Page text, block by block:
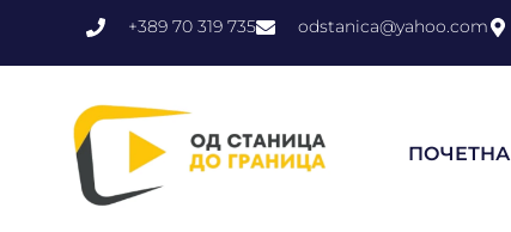
+389 70 319 735 odstanica@yahoo.com
ПОЧЕТНА